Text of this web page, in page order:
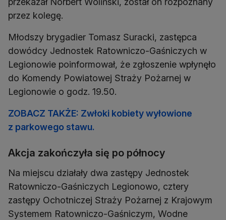
przez kolegę.
Młodszy brygadier Tomasz Suracki, zastępca
dowódcy Jednostek Ratowniczo-Gaśniczych w
Legionowie poinformował, że zgłoszenie wpłynęło
do Komendy Powiatowej Straży Pożarnej w
Legionowie o godz. 19.50.
ZOBACZ TAKŻE: Zwłoki kobiety wyłowione
z parkowego stawu.
Akcja zakończyła się po północy
Na miejscu działały dwa zastępy Jednostek
Ratowniczo-Gaśniczych Legionowo, cztery
zastępy Ochotniczej Straży Pożarnej z Krajowym
Systemem Ratowniczo-Gaśniczym, Wodne